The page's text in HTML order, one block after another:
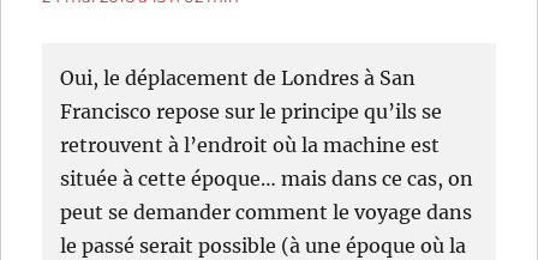
Oui, le déplacement de Londres à San
Francisco repose sur le principe qu’ils se
retrouvent à l’endroit où la machine est
située à cette époque… mais dans ce cas, on
peut se demander comment le voyage dans
le passé serait possible (à une époque où la